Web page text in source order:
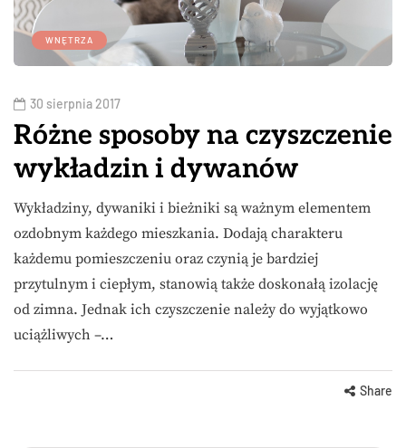
WNĘTRZA
30 sierpnia 2017
Różne sposoby na czyszczenie
wykładzin i dywanów
Wykładziny, dywaniki i bieżniki są ważnym elementem
ozdobnym każdego mieszkania. Dodają charakteru
każdemu pomieszczeniu oraz czynią je bardziej
przytulnym i ciepłym, stanowią także doskonałą izolację
od zimna. Jednak ich czyszczenie należy do wyjątkowo
uciążliwych –…
Share